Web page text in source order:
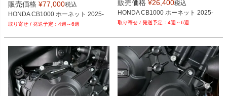
R
gbr_EC-CB1000-2025-SET-GBR
販売価格 ¥77,000税込
HONDA CB1000 ホーネット 2025-
4週～6週
販売価格 ¥26,400税込
HONDA CB1000 ホーネット 2025-
4週～6週